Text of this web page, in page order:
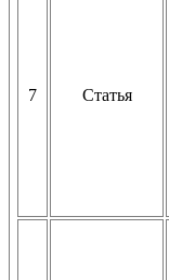
7 Статья